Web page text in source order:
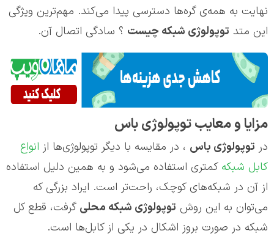
نهایت به همه‌ی گره‌ها دسترسی پیدا می‌کند. مهم‌ترین ویژگی
این متد توپولوژی شبکه چیست ؟ سادگی اتصال آن.
مزایا و معایب توپولوژی باس
در توپولوژی باس ، در مقایسه با دیگر توپولوژی‌ها از انواع
کابل شبکه کمتری استفاده می‌شود و به همین دلیل استفاده
از آن در شبکه‌های کوچک، راحت‌تر است. ایراد بزرگی که
می‌توان به این روش توپولوژی شبکه محلی گرفت، قطع کل
شبکه در صورت بروز اشکال در یکی از کابل‌ها است.